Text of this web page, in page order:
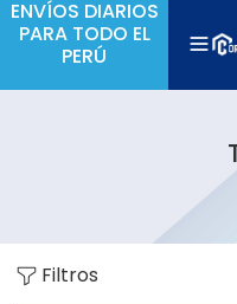
ENVÍOS DIARIOS
PARA TODO EL
PERÚ
Filtros